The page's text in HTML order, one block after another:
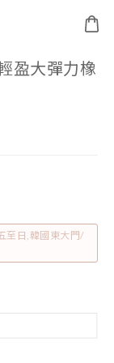
盈大彈力橡
至日,韓國東大門/